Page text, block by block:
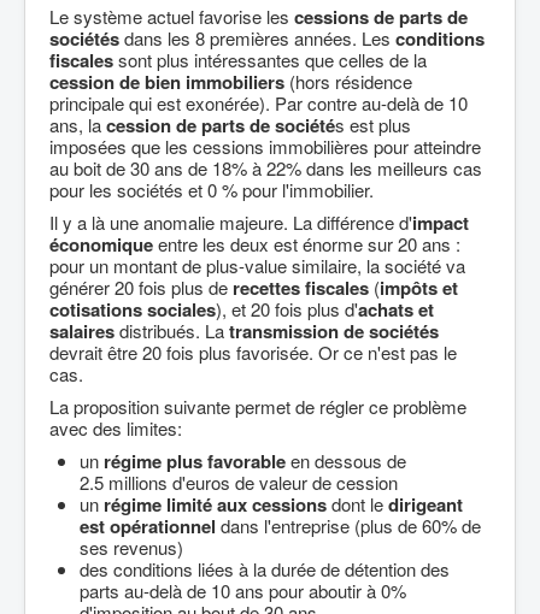
Le système actuel favorise les cessions de parts de
sociétésdans les 8 premières années. Les conditions
fiscalessont plus intéressantes que celles de la
cession de bien immobiliers (hors résidence
principale qui est exonérée). Par contre au-delà de 10
ans, lacession de parts de sociétés est plus
imposées que les cessions immobilières pour atteindre
au boit de 30 ans de 18% à 22% dans les meilleurs cas
pour les sociétés et 0 % pour l'immobilier.
Il y a là une anomalie majeure. La différence d'impact
économiqueentre les deux est énorme sur 20 ans :
pour un montant de plus-value similaire, la société va
générer 20 fois plus de recettes fiscales (impôts et
cotisations sociales), et 20 fois plus d'achats et
salairesdistribués. Latransmission de sociétés
devrait être 20 fois plus favorisée. Or ce n'est pas le
cas.
La proposition suivante permet de régler ce problème
avec des limites:
un régime plus favorableen dessous de
2.5 millions d'euros de valeur de cession
un régime limité aux cessionsdont ledirigeant
est opérationnel dans l'entreprise (plus de 60% de
ses revenus)
des conditions liées à la durée de détention des
parts au-delà de 10 ans pour aboutir à 0%